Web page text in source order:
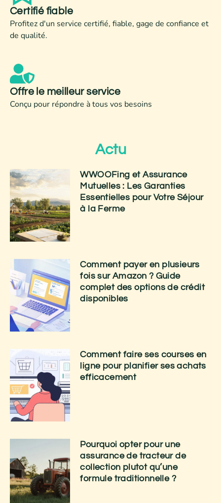
Certifié fiable
Profitez d'un service certifié, fiable, gage de confiance et
de qualité.
Offre le meilleur service
Conçu pour répondre à tous vos besoins
Actu
WWOOFing et Assurance
Mutuelles : Les Garanties
Essentielles pour Votre Séjour
à la Ferme
Comment payer en plusieurs
fois sur Amazon ? Guide
complet des options de crédit
disponibles
Comment faire ses courses en
ligne pour planifier ses achats
efficacement
Pourquoi opter pour une
assurance de tracteur de
collection plutot qu’une
formule traditionnelle ?